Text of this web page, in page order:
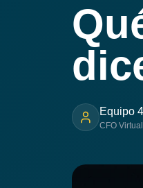
Equipo
CFO Virtual